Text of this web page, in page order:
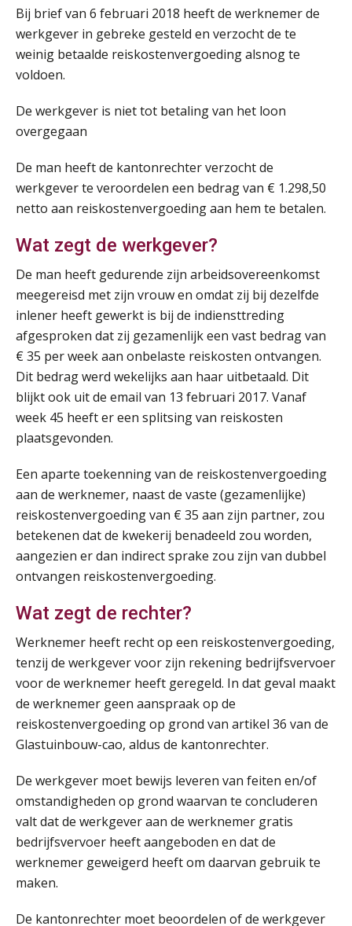
Bij brief van 6 februari 2018 heeft de werknemer de
werkgever in gebreke gesteld en verzocht de te
weinig betaalde reiskostenvergoeding alsnog te
voldoen.
De werkgever is niet tot betaling van het loon
overgegaan
De man heeft de kantonrechter verzocht de
werkgever te veroordelen een bedrag van € 1.298,50
netto aan reiskostenvergoeding aan hem te betalen.
Wat zegt de werkgever?
De man heeft gedurende zijn arbeidsovereenkomst
meegereisd met zijn vrouw en omdat zij bij dezelfde
inlener heeft gewerkt is bij de indiensttreding
afgesproken dat zij gezamenlijk een vast bedrag van
€ 35 per week aan onbelaste reiskosten ontvangen.
Dit bedrag werd wekelijks aan haar uitbetaald. Dit
blijkt ook uit de email van 13 februari 2017. Vanaf
week 45 heeft er een splitsing van reiskosten
plaatsgevonden.
Een aparte toekenning van de reiskostenvergoeding
aan de werknemer, naast de vaste (gezamenlijke)
reiskostenvergoeding van € 35 aan zijn partner, zou
betekenen dat de kwekerij benadeeld zou worden,
aangezien er dan indirect sprake zou zijn van dubbel
ontvangen reiskostenvergoeding.
Wat zegt de rechter?
Werknemer heeft recht op een reiskostenvergoeding,
tenzij de werkgever voor zijn rekening bedrijfsvervoer
voor de werknemer heeft geregeld. In dat geval maakt
de werknemer geen aanspraak op de
reiskostenvergoeding op grond van artikel 36 van de
Glastuinbouw-cao, aldus de kantonrechter.
De werkgever moet bewijs leveren van feiten en/of
omstandigheden op grond waarvan te concluderen
valt dat de werkgever aan de werknemer gratis
bedrijfsvervoer heeft aangeboden en dat de
werknemer geweigerd heeft om daarvan gebruik te
maken.
De kantonrechter moet beoordelen of de werkgever
AUG
Markus Verbeek Praehep
20
AUG
Module Loonheffingen PDL
AUG
Module Loonheffingen VPS
24
AUG
Summercourse Update loonheffingen en arbeidsrecht
MOCuitgevers
25
25
MOCuitgevers
25
AUG
Summercourse: Kiezen wat bij je past, loslaten wat je niet verder helpt
MOCuitgevers
25
25
AUG
Online Opleiding Praktijkdiploma Loonadministratie (PDL)
MOCuitgevers
25
AUG
Summercourse Internationaal/grensoverschrijdend werken
MOCuitgevers
26
AUG
Opfriscursus PDL (NIRPA PE)
Markus Verbeek Praehep
26
AUG
Summercourse Impact en invloed van AI op de salarisverwerking (basis)
MOCuitgevers
27
28
AUG
Online Vakopleiding Payroll Services (VPS)
MOCuitgevers
28
AUG
Opfriscursus VPS (NIRPA PE)